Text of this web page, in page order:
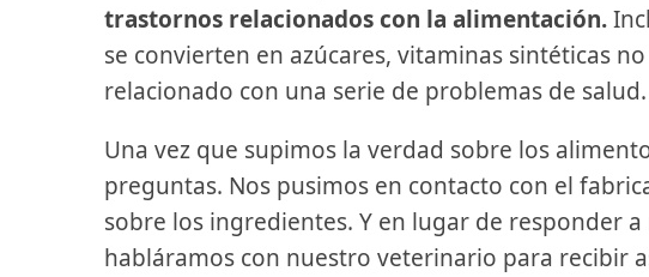
trastornos relacionados con la alimentación.
se convierten en azúcares, vitaminas sintéticas
relacionado con una serie de problemas de salud.
Una vez que supimos la verdad sobre los
preguntas. Nos pusimos en contacto con el
sobre los ingredientes. Y en lugar de responder
habláramos con nuestro veterinario para recibir